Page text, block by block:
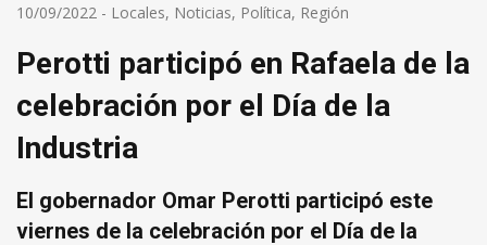
10/09/2022 - Locales, Noticias, Política, Región
Perotti participó en Rafaela de la
celebración por el Día de la
Industria
El gobernador Omar Perotti participó este
viernes de la celebración por el Día de la